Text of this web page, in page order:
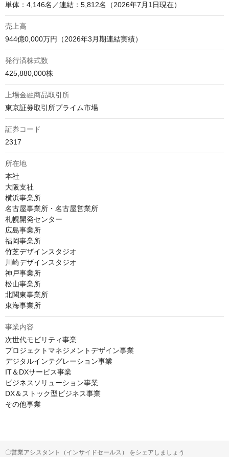
単体：4,146名／連結：5,812名（2026年7月1日現在）
売上高
944億0,000万円（2026年3月期連結実績）
発行済株式数
425,880,000株
上場金融商品取引所
東京証券取引所プライム市場
証券コード
2317
所在地
本社
大阪支社
横浜事業所
名古屋事業所・名古屋営業所
札幌開発センター
広島事業所
福岡事業所
竹芝デザインスタジオ
川崎デザインスタジオ
神戸事業所
松山事業所
北関東事業所
東海事業所
事業内容
次世代モビリティ事業
プロジェクトマネジメントデザイン事業
デジタルインテグレーション事業
IT＆DXサービス事業
ビジネスソリューション事業
DX＆ストック型ビジネス事業
その他事業
〇営業アシスタント（インサイドセールス） をシェアしましょう